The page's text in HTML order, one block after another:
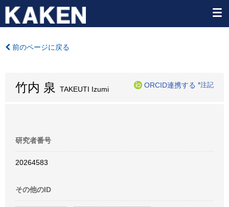
前のページに戻る
竹内 泉 TAKEUTI Izumi
ORCID連携する *注記
研究者番号
20264583
その他のID